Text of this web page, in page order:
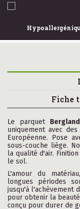
Fiche
Le parquet
uniquement avec
Européenne. Pose
sous-couche liège.
la qualité d'air.
le sol.
L'amour du
longues périodes
jusqu'à l'achèvement
pour obtenir la
conçu pour durer de